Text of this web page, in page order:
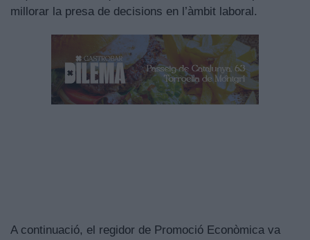
millorar la presa de decisions en l’àmbit laboral.
A continuació, el regidor de Promoció Econòmica va